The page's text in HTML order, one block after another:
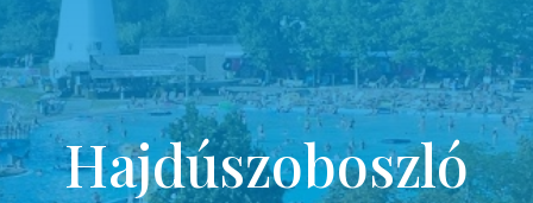
Hajdúszoboszló